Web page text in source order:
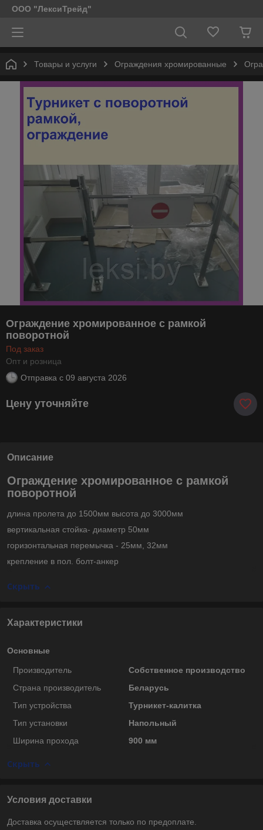
ООО "ЛексиТрейд"
Товары и услуги Ограждения хромированные
Ограждение хромированное с рамкой
поворотной
Под заказ
Опт и розница
Отправка с 09 августа 2026
Цену уточняйте
Описание
Ограждение хромированное с рамкой
поворотной
длина пролета до 1500мм высота до 3000мм
вертикальная стойка- диаметр 50мм
горизонтальная перемычка - 25мм, 32мм
крепление в пол. болт-анкер
Скрыть
Характеристики
Основные
Производитель
Собственное производство
Страна производитель
Беларусь
Тип устройства
Турникет-калитка
Тип установки
Напольный
Ширина прохода
900 мм
Скрыть
Условия доставки
Доставка осуществляется только по предоплате.